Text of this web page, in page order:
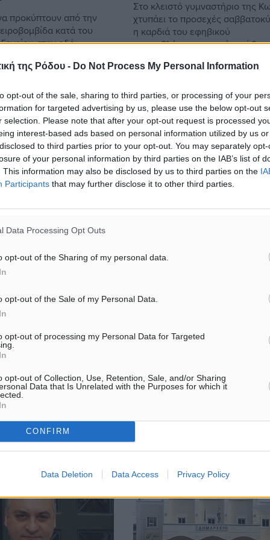
της Ρόδου - Do Not Process My Personal Information
opt-out of the sale, sharing to third parties, or processing of your
for targeted advertising by us, please use the below opt-out
selection. Please note that after your opt-out request is processed
interest-based ads based on personal information utilized by us
to third parties prior to your opt-out. You may separately
of your personal information by third parties on the IAB’s list of
This information may also be disclosed by us to third parties on the
Participants that may further disclose it to other third parties.
Data Processing Opt Outs
opt-out of the Sharing of my personal data.
opt-out of the Sale of my Personal Data.
opt-out of processing my Personal Data for Targeted
opt-out of Collection, Use, Retention, Sale, and/or Sharing
Data that Is Unrelated with the Purposes for which it
CONFIRM
Data Deletion Data Access Privacy Policy
προκύπτουν από την
κατά του
στην οδό
του Open TV, οι δράστες
Στο κλειστό γυμναστήριο της
χτυπάει το προσεχές
η καρδιά του εφηβικού
πρωταθλήματος, αφού εκεί θα
αγωνιστικής ...
22.03.19, 09:07
μήνυμα του Δ Γάκη στον
Αργυρίου
στο νέο
Λιμενικού Σώματος –
αντιναύαρχο
Ο συμπατριώτης μας
έχει επιδείξει υψηλό
Λειψοί: Οι Ολλανδοί
Σε «άνοιγμα» στην αγορά της
οργανωμένων δράσεων και
πρωτοβουλιών σε συνεργασία